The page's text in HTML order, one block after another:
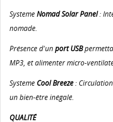
SystemeNomad Solar Panel:
nomade.
Présence d'unport USB
MP3, et alimenter micro-
Systeme Cool Breeze:
un bien-être inégalé.
QUALITÉ